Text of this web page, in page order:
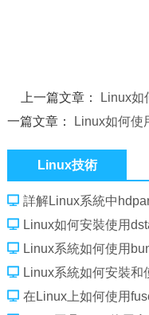
上一篇文章： Linux如
一篇文章：
Linux如何使
Linux技術
詳解Linux系統中
Linux如何安裝使用
Linux系統如何使用
Linux系統如何安裝
在Linux上如何使用